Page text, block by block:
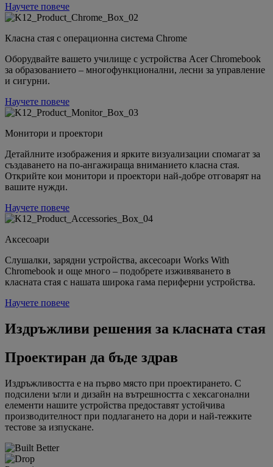
Научете повече
Класна стая с операционна система Chrome
Оборудвайте вашето училище с устройства Acer Chromebook
за образованието – многофункционални, лесни за управление
и сигурни.
Научете повече
Монитори и проектори
Детайлните изображения и ярките визуализации спомагат за
създаването на по-ангажираща вниманието класна стая.
Открийте кои монитори и проектори най-добре отговарят на
вашите нужди.
Научете повече
Аксесоари
Слушалки, зарядни устройства, аксесоари Works With
Chromebook и още много – подобрете изживяването в
класната стая с нашата широка гама периферни устройства.
Научете повече
Издръжливи решения за класната стая
Проектиран да бъде здрав
Издръжливостта е на първо място при проектирането. С
подсилени ъгли и дизайн на вътрешността с хексагонални
елементи нашите устройства предоставят устойчива
производителност при подлагането на дори и най-тежките
тестове за изпускане.